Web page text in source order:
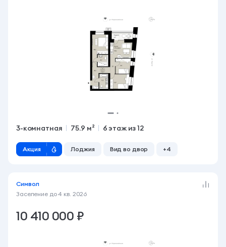
3-комнатная 75.9 м² 6 этаж из 12
Акция Лоджия Вид во двор +4
Символ
Заселение до4 кв. 2026
10 410 000 ₽